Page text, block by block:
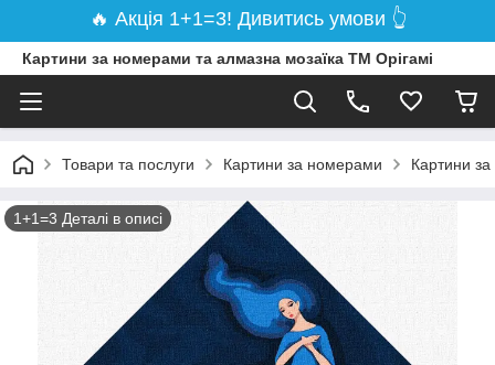
🔥 Акція 1+1=3! Дивитись умови 👆
Картини за номерами та алмазна мозаїка ТМ Орігамі
Товари та послуги Картини за номерами Картини
1+1=3 Деталі в описі